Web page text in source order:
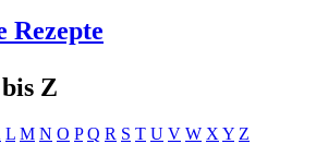
Rezepte
Z
L M N O P Q R S T U V W X Y Z